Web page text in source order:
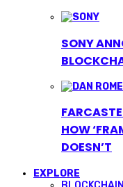
SONY
HOW
DOESN’T
EXPLORE